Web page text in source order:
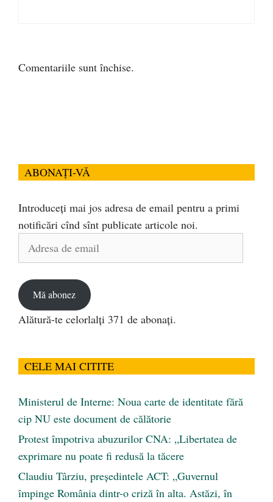
Comentariile sunt închise.
ABONAȚI-VĂ
Introduceți mai jos adresa de email pentru a primi
notificări cînd sînt publicate articole noi.
Mă abonez
Alătură-te celorlalți 371 de abonați.
CELE MAI CITITE
Ministerul de Interne: Noua carte de identitate fără
cip NU este document de călătorie
Protest împotriva abuzurilor CNA: „Libertatea de
exprimare nu poate fi redusă la tăcere
Claudiu Târziu, președintele ACT: „Guvernul
împinge România dintr-o criză în alta. Astăzi, în